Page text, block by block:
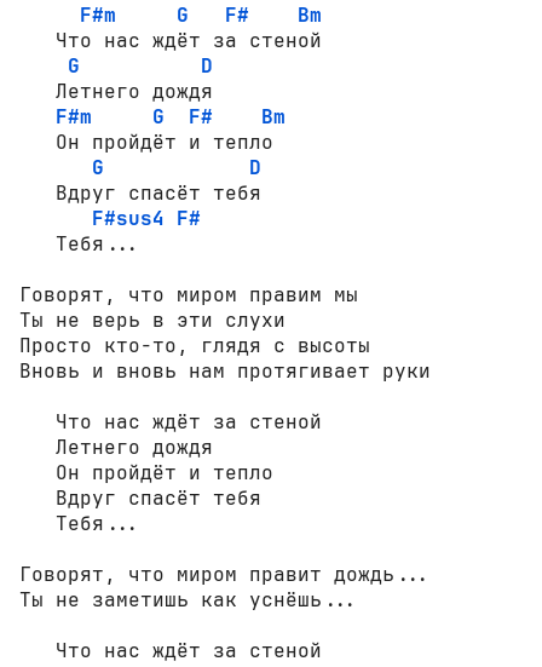
F#m
G F#
Bm
   Что нас ждёт за стеной
G
D
   Летнего дождя
F#m
G F#
Bm
   Он пройдёт и тепло
G
D
   Вдруг спасёт тебя
F#sus4 F#
   Тебя...
Говорят, что миром правим мы
Ты не верь в эти слухи
Просто кто-то, глядя с высоты
Вновь и вновь нам протягивает руки
   Что нас ждёт за стеной
   Летнего дождя
   Он пройдёт и тепло
   Вдруг спасёт тебя
   Тебя...
Говорят, что миром правит дождь...
Ты не заметишь как уснёшь...
   Что нас ждёт за стеной